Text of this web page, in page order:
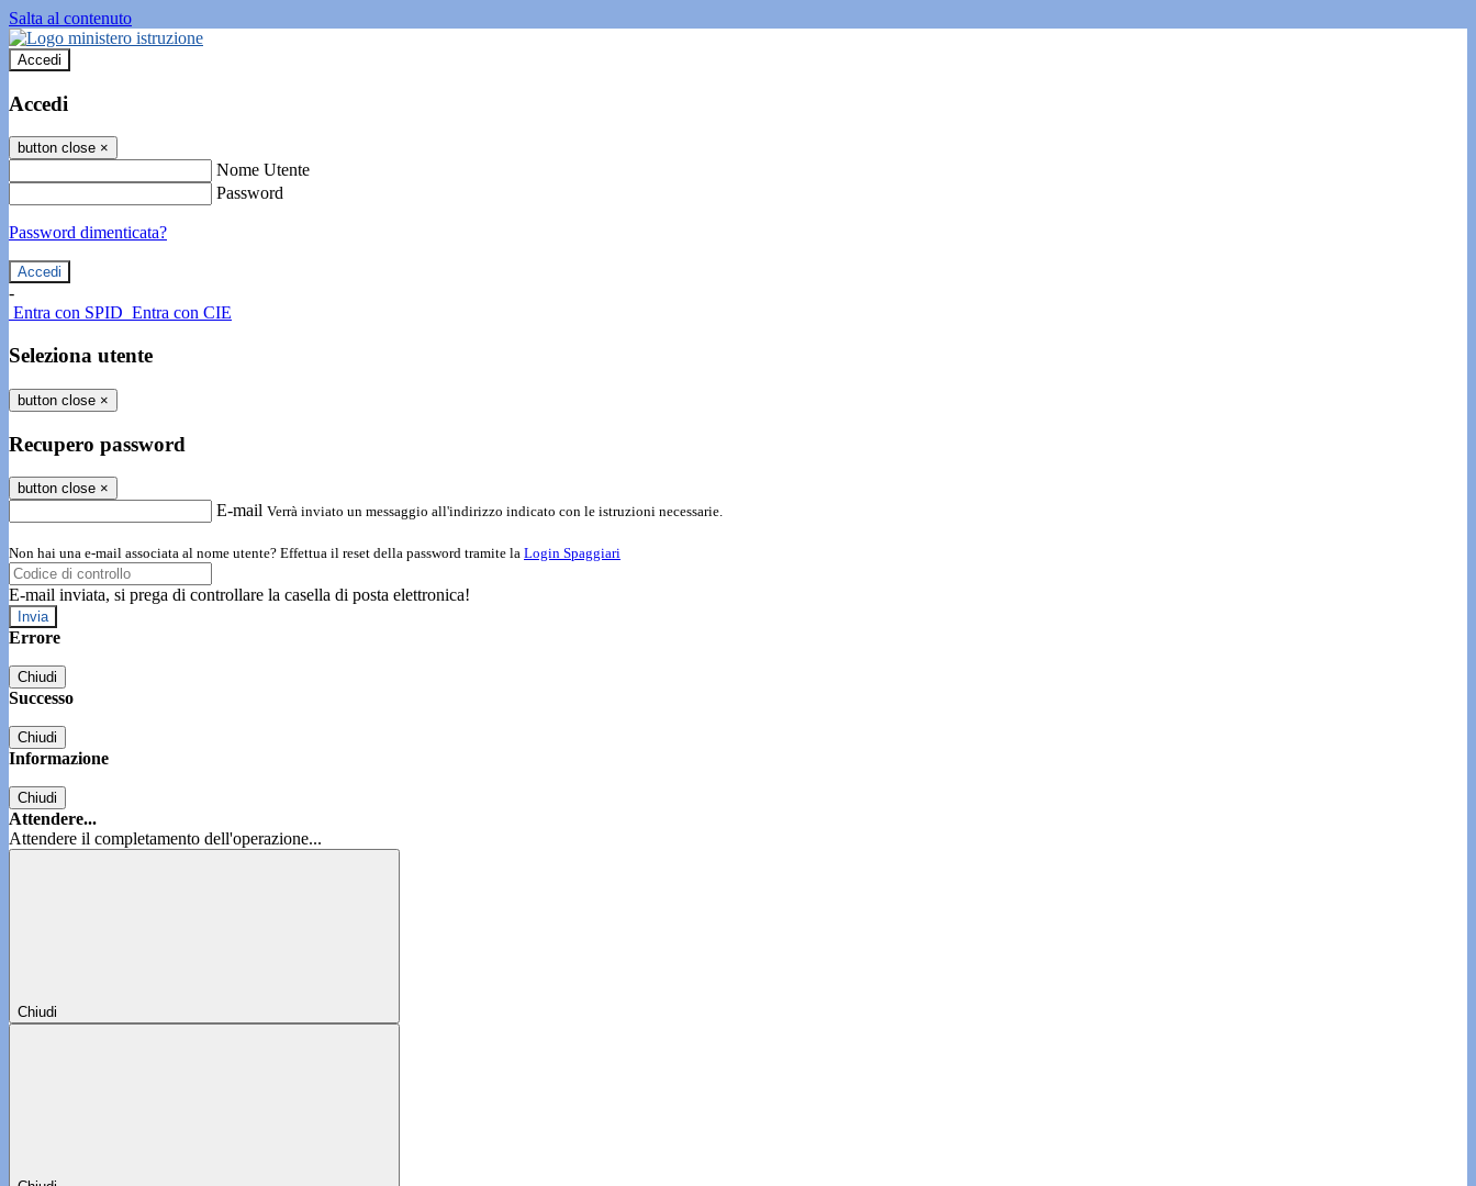
Salta al contenuto
Accedi
Accedi
button close ×
Nome Utente
Password
Password dimenticata?
-
Entra con SPID Entra con CIE
Seleziona utente
button close ×
Recupero password
button close ×
E-mail Verrà inviato un messaggio all'indirizzo indicato con le istruzioni necessarie.
Non hai una e-mail associata al nome utente? Effettua il reset della password tramite la Login Spaggiari
E-mail inviata, si prega di controllare la casella di posta elettronica!
Errore
Chiudi
Successo
Chiudi
Informazione
Chiudi
Attendere...
Attendere il completamento dell'operazione...
Chiudi